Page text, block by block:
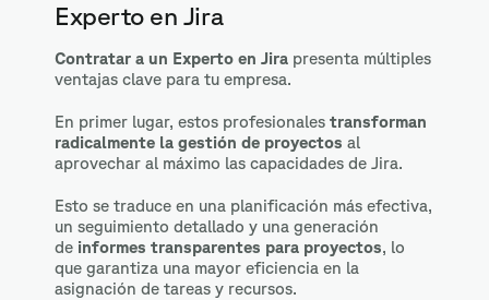
Experto en Jira
Contratar a un Experto en Jira presenta múltiples
ventajas clave para tu empresa.
En primer lugar, estos profesionales transforman
radicalmente la gestión de proyectos al
aprovechar al máximo las capacidades de Jira.
Esto se traduce en una planificación más efectiva,
un seguimiento detallado y una generación
de informes transparentes para proyectos, lo
que garantiza una mayor eficiencia en la
asignación de tareas y recursos.